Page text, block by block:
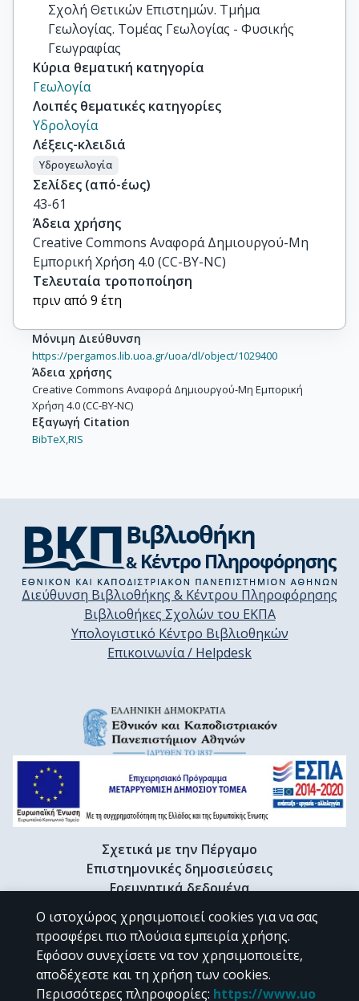
Σχολή Θετικών Επιστημών. Τμήμα
Γεωλογίας. Τομέας Γεωλογίας - Φυσικής
Γεωγραφίας
Κύρια θεματική κατηγορία
Γεωλογία
Λοιπές θεματικές κατηγορίες
Υδρολογία
Λέξεις-κλειδιά
Υδρογεωλογία
Σελίδες (από-έως)
43-61
Άδεια χρήσης
Creative Commons Αναφορά Δημιουργού-Μη
Εμπορική Χρήση 4.0 (CC-BY-NC)
Τελευταία τροποποίηση
πριν από 9 έτη
Μόνιμη Διεύθυνση
https://pergamos.lib.uoa.gr/uoa/dl/object/1029400
Άδεια χρήσης
Creative Commons Αναφορά Δημιουργού-Μη Εμπορική
Χρήση 4.0 (CC-BY-NC)
Εξαγωγή Citation
BibTeX,RIS
Διεύθυνση Βιβλιοθήκης & Κέντρου Πληροφόρησης
Βιβλιοθήκες Σχολών του ΕΚΠΑ
Υπολογιστικό Κέντρο Βιβλιοθηκών
Επικοινωνία / Helpdesk
Σχετικά με την Πέργαμο
Επιστημονικές δημοσιεύσεις
Ερευνητικά δεδομένα
Διδακτορικές διατριβές & Γκρίζα βιβλιογραφία
Προφίλ Ερευνητή
CC BY-NC 4.0
Ο ιστοχώρος χρησιμοποιεί cookies για να σας
προσφέρει πιο πλούσια εμπειρία χρήσης.
Εφόσον συνεχίσετε να τον χρησιμοποιείτε,
αποδέχεστε και τη χρήση των cookies.
Περισσότερες πληροφορίες: https://www.uo